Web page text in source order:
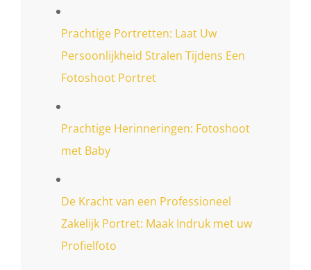
Prachtige Portretten: Laat Uw
Persoonlijkheid Stralen Tijdens Een
Fotoshoot Portret
Prachtige Herinneringen: Fotoshoot
met Baby
De Kracht van een Professioneel
Zakelijk Portret: Maak Indruk met uw
Profielfoto